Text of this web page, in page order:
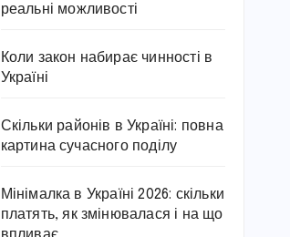
реальні можливості
Коли закон набирає чинності в
Україні
Скільки районів в Україні: повна
картина сучасного поділу
Мінімалка в Україні 2026: скільки
платять, як змінювалася і на що